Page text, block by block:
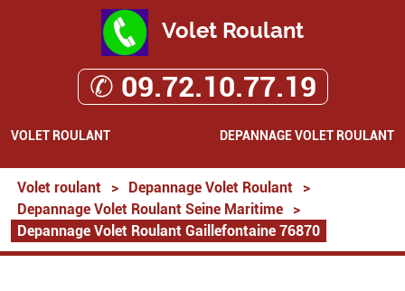
Volet Roulant
✆ 09.72.10.77.19
VOLET ROULANT DEPANNAGE VOLET ROULANT
Volet roulant > Depannage Volet Roulant
>
Depannage Volet Roulant Seine Maritime
>
Depannage Volet Roulant Gaillefontaine 76870